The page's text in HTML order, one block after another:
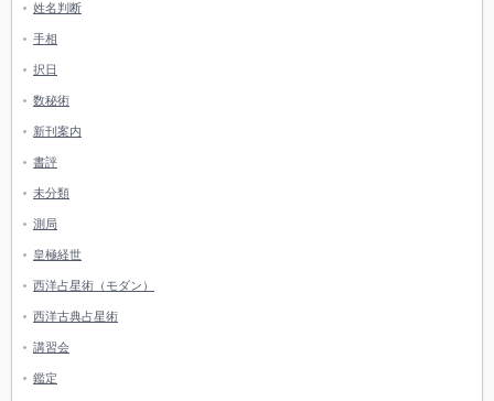
姓名判断
手相
択日
数秘術
新刊案内
書評
未分類
測局
皇極経世
西洋占星術（モダン）
西洋古典占星術
講習会
鑑定